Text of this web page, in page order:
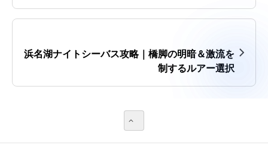
浜名湖ナイトシーバス攻略｜橋脚の明暗＆激流を
制するルアー選択